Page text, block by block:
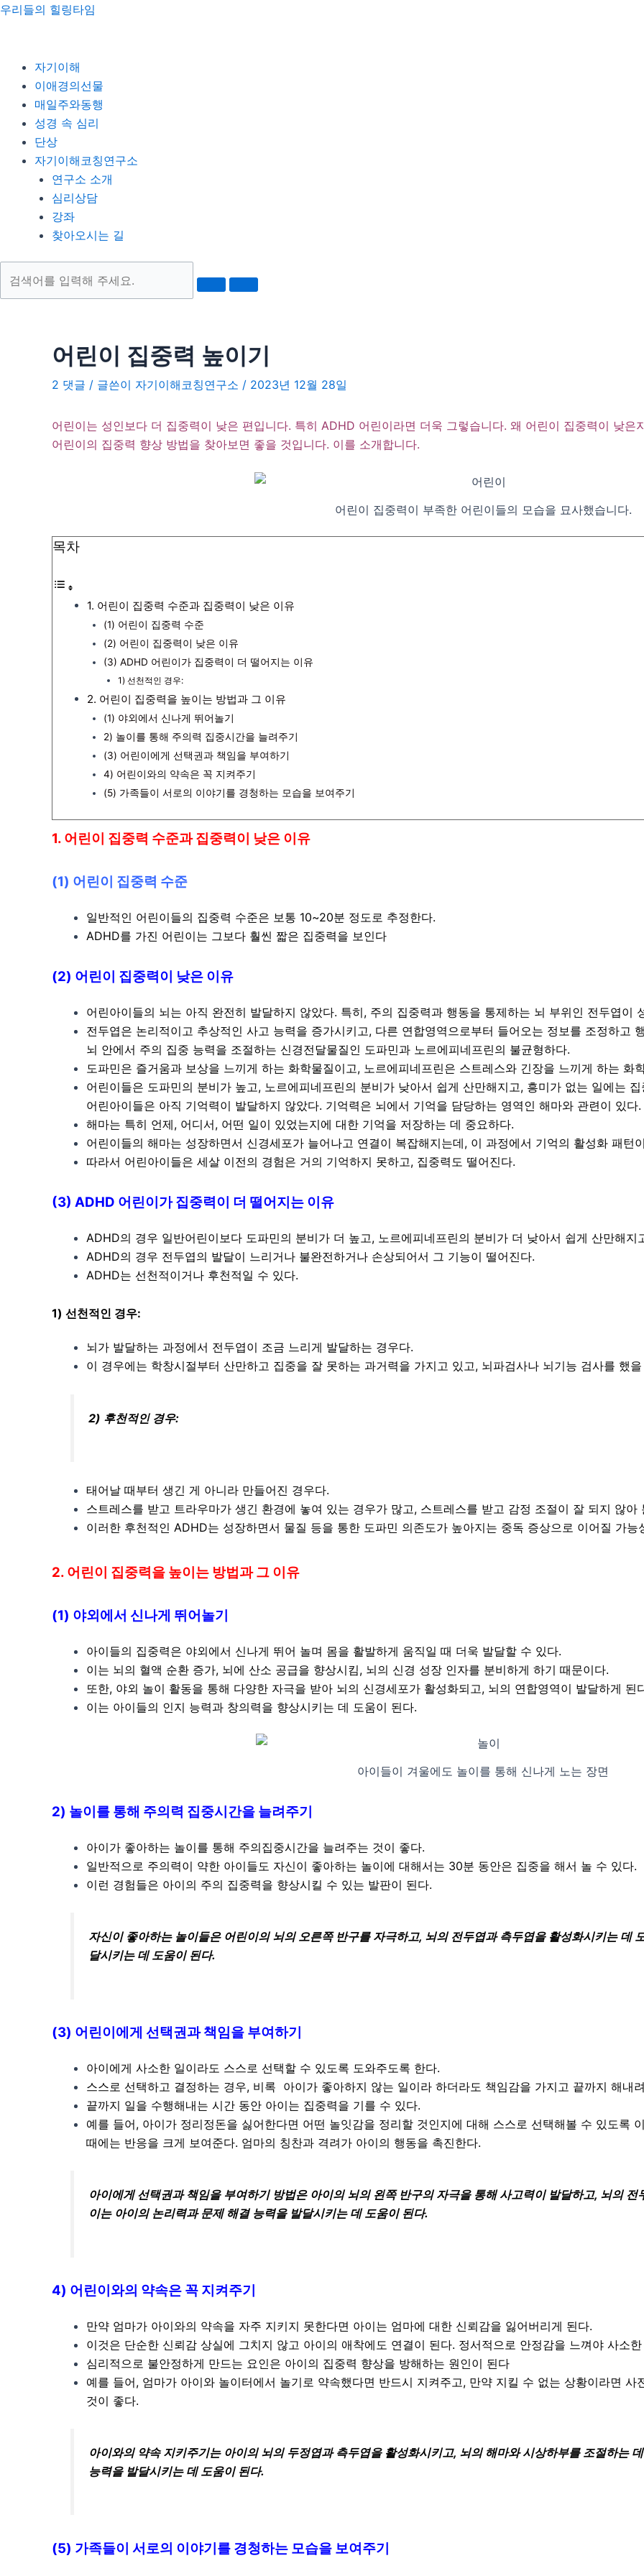
콘
우리들의 힐링타임
Menu
자기이해
이애경의선물
매일주와동행
성경 속 심리
단상
자기이해코칭연구소
연구소 소개
심리상담
강좌
찾아오시는 길
어린이 집중력 높이기
2 댓글 / 글쓴이 자기이해코칭연구소 / 2023년 12월 28일
어린이는 성인보다 더 집중력이 낮은 편입니다. 특히 ADHD 어린이라면 더욱 그렇습니다. 왜 어린이 집중력이 낮
어린이의 집중력 향상 방법을 찾아보면 좋을 것입니다. 이를 소개합니다.
어린이 집중력이 부족한 어린이들의 모습을 묘사했습니다.
목차
1. 어린이 집중력 수준과 집중력이 낮은 이유
(1) 어린이 집중력 수준
(2) 어린이 집중력이 낮은 이유
(3) ADHD 어린이가 집중력이 더 떨어지는 이유
1) 선천적인 경우:
2. 어린이 집중력을 높이는 방법과 그 이유
(1) 야외에서 신나게 뛰어놀기
2) 놀이를 통해 주의력 집중시간을 늘려주기
(3) 어린이에게 선택권과 책임을 부여하기
4) 어린이와의 약속은 꼭 지켜주기
(5) 가족들이 서로의 이야기를 경청하는 모습을 보여주기
1. 어린이 집중력 수준과 집중력이 낮은 이유
(1) 어린이 집중력 수준
일반적인 어린이들의 집중력 수준은 보통 10~20분 정도로 추정한다.
ADHD를 가진 어린이는 그보다 훨씬 짧은 집중력을 보인다
(2) 어린이 집중력이 낮은 이유
어린아이들의 뇌는 아직 완전히 발달하지 않았다. 특히, 주의 집중력과 행동을 통제하는 뇌 부위인 전두엽이
전두엽은 논리적이고 추상적인 사고 능력을 증가시키고, 다른 연합영역으로부터 들어오는 정보를 조정하고
뇌 안에서 주의 집중 능력을 조절하는 신경전달물질인 도파민과 노르에피네프린의 불균형하다.
도파민은 즐거움과 보상을 느끼게 하는 화학물질이고, 노르에피네프린은 스트레스와 긴장을 느끼게 하는 화
어린이들은 도파민의 분비가 높고, 노르에피네프린의 분비가 낮아서 쉽게 산만해지고, 흥미가 없는 일에는
어린아이들은 아직 기억력이 발달하지 않았다. 기억력은 뇌에서 기억을 담당하는 영역인 해마와 관련이 있다.
해마는 특히 언제, 어디서, 어떤 일이 있었는지에 대한 기억을 저장하는 데 중요하다.
어린이들의 해마는 성장하면서 신경세포가 늘어나고 연결이 복잡해지는데, 이 과정에서 기억의 활성화 패턴
따라서 어린아이들은 세살 이전의 경험은 거의 기억하지 못하고, 집중력도 떨어진다.
(3) ADHD 어린이가 집중력이 더 떨어지는 이유
ADHD의 경우 일반어린이보다 도파민의 분비가 더 높고, 노르에피네프린의 분비가 더 낮아서 쉽게 산만해
ADHD의 경우 전두엽의 발달이 느리거나 불완전하거나 손상되어서 그 기능이 떨어진다.
ADHD는 선천적이거나 후천적일 수 있다.
1) 선천적인 경우:
뇌가 발달하는 과정에서 전두엽이 조금 느리게 발달하는 경우다.
이 경우에는 학창시절부터 산만하고 집중을 잘 못하는 과거력을 가지고 있고, 뇌파검사나 뇌기능 검사를 했
2) 후천적인 경우:
태어날 때부터 생긴 게 아니라 만들어진 경우다.
스트레스를 받고 트라우마가 생긴 환경에 놓여 있는 경우가 많고, 스트레스를 받고 감정 조절이 잘 되지 않
이러한 후천적인 ADHD는 성장하면서 물질 등을 통한 도파민 의존도가 높아지는 중독 증상으로 이어질 가능
2. 어린이 집중력을 높이는 방법과 그 이유
(1) 야외에서 신나게 뛰어놀기
아이들의 집중력은 야외에서 신나게 뛰어 놀며 몸을 활발하게 움직일 때 더욱 발달할 수 있다.
이는 뇌의 혈액 순환 증가, 뇌에 산소 공급을 향상시킴, 뇌의 신경 성장 인자를 분비하게 하기 때문이다.
또한, 야외 놀이 활동을 통해 다양한 자극을 받아 뇌의 신경세포가 활성화되고, 뇌의 연합영역이 발달하게 된
이는 아이들의 인지 능력과 창의력을 향상시키는 데 도움이 된다.
아이들이 겨울에도 놀이를 통해 신나게 노는 장면
2) 놀이를 통해 주의력 집중시간을 늘려주기
아이가 좋아하는 놀이를 통해 주의집중시간을 늘려주는 것이 좋다.
일반적으로 주의력이 약한 아이들도 자신이 좋아하는 놀이에 대해서는 30분 동안은 집중을 해서 놀 수 있다.
이런 경험들은 아이의 주의 집중력을 향상시킬 수 있는 발판이 된다.
자신이 좋아하는 놀이들은 어린이의 뇌의 오른쪽 반구를 자극하고, 뇌의 전두엽과 측두엽을 활성화시키는 데
달시키는 데 도움이 된다.
(3) 어린이에게 선택권과 책임을 부여하기
아이에게 사소한 일이라도 스스로 선택할 수 있도록 도와주도록 한다.
스스로 선택하고 결정하는 경우, 비록 아이가 좋아하지 않는 일이라 하더라도 책임감을 가지고 끝까지 해내
끝까지 일을 수행해내는 시간 동안 아이는 집중력을 기를 수 있다.
예를 들어, 아이가 정리정돈을 싫어한다면 어떤 놀잇감을 정리할 것인지에 대해 스스로 선택해볼 수 있도록
때에는 반응을 크게 보여준다. 엄마의 칭찬과 격려가 아이의 행동을 촉진한다.
아이에게 선택권과 책임을 부여하기 방법은 아이의 뇌의 왼쪽 반구의 자극을 통해 사고력이 발달하고, 뇌의
이는 아이의 논리력과 문제 해결 능력을 발달시키는 데 도움이 된다.
4) 어린이와의 약속은 꼭 지켜주기
만약 엄마가 아이와의 약속을 자주 지키지 못한다면 아이는 엄마에 대한 신뢰감을 잃어버리게 된다.
이것은 단순한 신뢰감 상실에 그치지 않고 아이의 애착에도 연결이 된다. 정서적으로 안정감을 느껴야 사소
심리적으로 불안정하게 만드는 요인은 아이의 집중력 향상을 방해하는 원인이 된다
예를 들어, 엄마가 아이와 놀이터에서 놀기로 약속했다면 반드시 지켜주고, 만약 지킬 수 없는 상황이라면
것이 좋다.
아이와의 약속 지키주기는 아이의 뇌의 두정엽과 측두엽을 활성화시키고, 뇌의 해마와 시상하부를 조절하는
능력을 발달시키는 데 도움이 된다.
(5) 가족들이 서로의 이야기를 경청하는 모습을 보여주기
포
탐
색